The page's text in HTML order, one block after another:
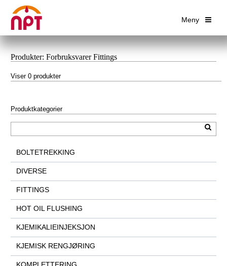
Meny
Produkter: Forbruksvarer Fittings
Viser 0 produkter
Produktkategorier
BOLTETREKKING
DIVERSE
FITTINGS
HOT OIL FLUSHING
KJEMIKALIEINJEKSJON
KJEMISK RENGJØRING